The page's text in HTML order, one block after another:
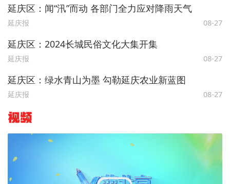
延庆区：闻“汛”而动 各部门全力应对降雨天气
延庆报 08-27
延庆区：2024长城民俗文化大集开集
延庆报 08-27
延庆区：绿水青山为墨 勾勒延庆农业新蓝图
延庆报 08-27
视频